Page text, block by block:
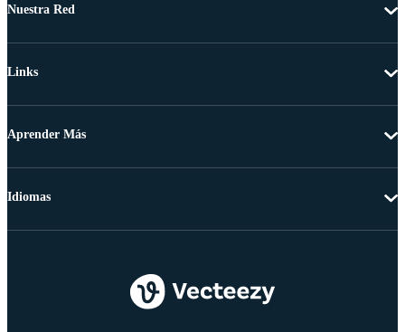
Nuestra Red
Links
Aprender Más
Idiomas